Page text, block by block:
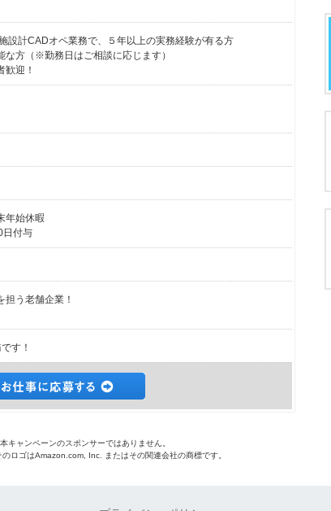
設計CADオペ業務で、５年以上の実務経験が有る方
方（※勤務日はご相談に応じます）
迎！
年始休暇
日付与
う老舗企業！
す！
キャンペーンのスポンサーではありません。
ロゴはAmazon.com, Inc. またはその関連会社の商標です。